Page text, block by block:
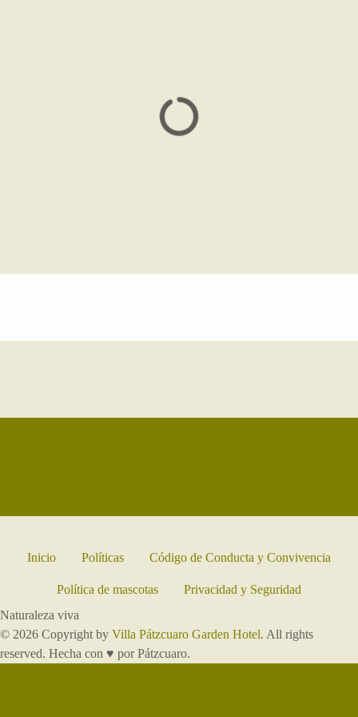
Inicio Políticas Código de Conducta y Convivencia
Política de mascotas
Privacidad y Seguridad
Naturaleza viva
© 2026 Copyright by Villa Pátzcuaro Garden Hotel. All rights
reserved. Hecha con ♥ por Pátzcuaro.